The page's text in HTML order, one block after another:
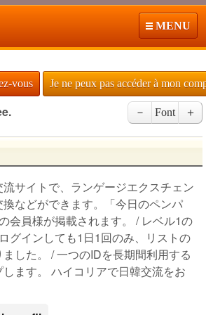
MENU
vous Je ne peux pas accéder à mon
－ Font ＋
サイトで、ランゲージエクスチェン
などができます。「今日のペンパ
会員様が掲載されます。 / レベル1の
グインしても1日1回のみ、リストの
した。 / 一つのIDを長期間利用する
ます。 ハイコリアで日韓交流をお